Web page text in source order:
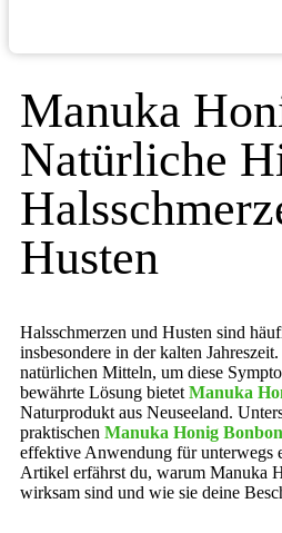
Manuka
Natürliche
Husten
Halsschmerzen und Husten sind
insbesondere in der kalten
natürlichen Mitteln, um diese
bewährte Lösung bietet Manuka
Naturprodukt aus Neuseeland.
praktischen Manuka Honig
effektive Anwendung für unterwegs
Artikel erfährst du, warum Manuka
wirksam sind und wie sie deine